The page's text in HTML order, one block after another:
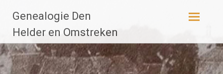
naar
inhoud
Genealogie Den
Helder en Omstreken